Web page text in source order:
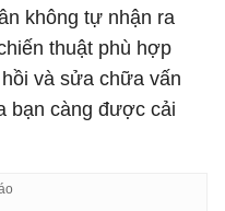
không tự nhận ra
thuật phù hợp
và sửa chữa vấn
bạn càng được cải